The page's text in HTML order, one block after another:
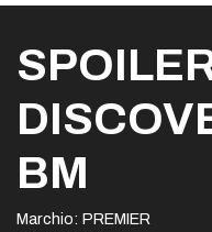
BM
Marchio: PREMIER